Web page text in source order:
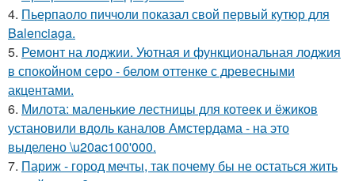
4. Пьерпаоло пиччоли показал свой первый кутюр для
Balenciaga.
5. Ремонт на лоджии. Уютная и функциональная лоджия
в спокойном серо - белом оттенке с древесными
акцентами.
6. Милота: маленькие лестницы для котеек и ёжиков
установили вдоль каналов Амстердама - на это
выделено \u20ac100'000.
7. Париж - город мечты, так почему бы не остаться жить